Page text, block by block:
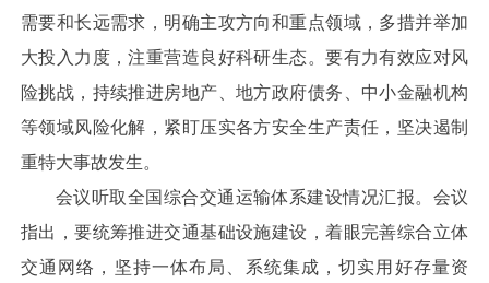
需要和长远需求，明确主攻方向和重点领域，多措并举加
大投入力度，注重营造良好科研生态。要有力有效应对风
险挑战，持续推进房地产、地方政府债务、中小金融机构
等领域风险化解，紧盯压实各方安全生产责任，坚决遏制
重特大事故发生。
会议听取全国综合交通运输体系建设情况汇报。会议
指出，要统筹推进交通基础设施建设，着眼完善综合立体
交通网络，坚持一体布局、系统集成，切实用好存量资